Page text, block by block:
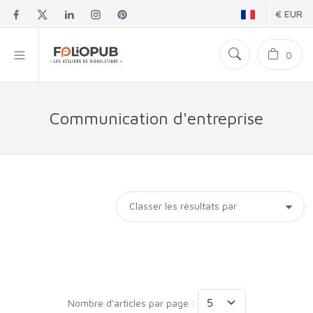
€ EUR
0
Communication d'entreprise
Nombre d'articles par page :